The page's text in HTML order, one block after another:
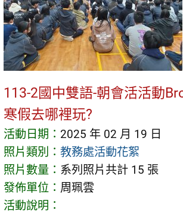
113-2國中雙語-朝會活活動
寒假去哪裡玩?
活動日期： 2025 年 02 月 19 日
照片類別： 教務處活動花絮
照片數量： 系列照片共計 15 張
發佈單位： 周珮雲
活動說明：